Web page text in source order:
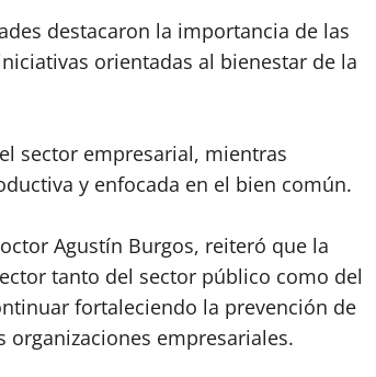
destacaron la importancia de las
orientadas al bienestar de la
sector empresarial, mientras
y enfocada en el bien común.
Agustín Burgos, reiteró que la
tanto del sector público como del
fortaleciendo la prevención de
organizaciones empresariales.